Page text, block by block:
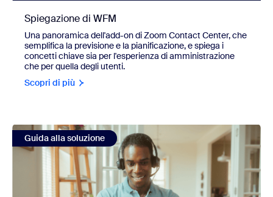
Spiegazione di WFM
Una panoramica dell'add-on di Zoom Contact Center, che
semplifica la previsione e la pianificazione, e spiega i
concetti chiave sia per l'esperienza di amministrazione
che per quella degli utenti.
Scopri di più
view Lavorare in lingue diverse nella gestione della qualità
Guida alla soluzione